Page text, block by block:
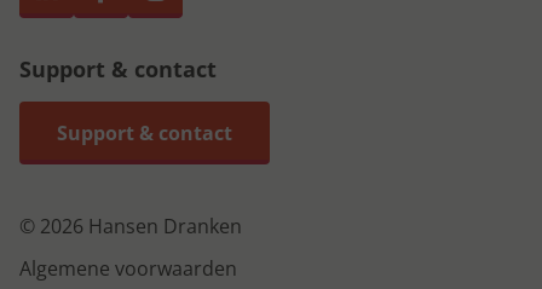
Support & contact
Support & contact
© 2026 Hansen Dranken
Algemene voorwaarden